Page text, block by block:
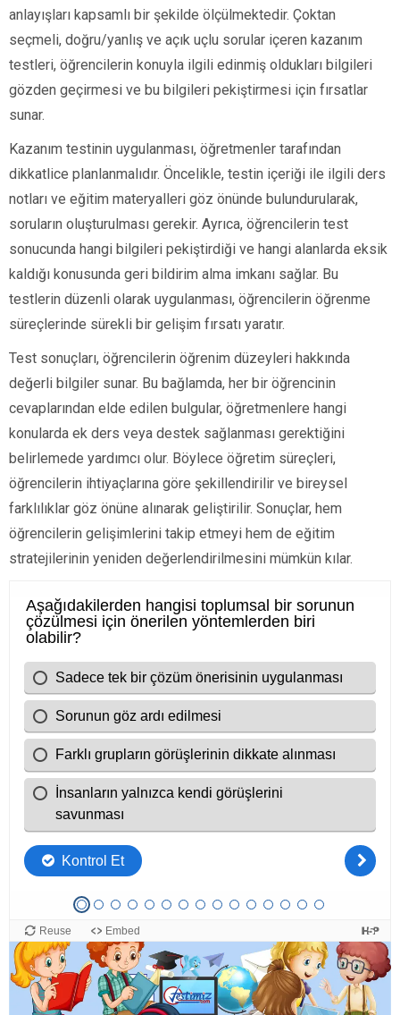
anlayışları kapsamlı bir şekilde ölçülmektedir. Çoktan
seçmeli, doğru/yanlış ve açık uçlu sorular içeren kazanım
testleri, öğrencilerin konuyla ilgili edinmiş oldukları bilgileri
gözden geçirmesi ve bu bilgileri pekiştirmesi için fırsatlar
sunar.
Kazanım testinin uygulanması, öğretmenler tarafından
dikkatlice planlanmalıdır. Öncelikle, testin içeriği ile ilgili ders
notları ve eğitim materyalleri göz önünde bulundurularak,
soruların oluşturulması gerekir. Ayrıca, öğrencilerin test
sonucunda hangi bilgileri pekiştirdiği ve hangi alanlarda eksik
kaldığı konusunda geri bildirim alma imkanı sağlar. Bu
testlerin düzenli olarak uygulanması, öğrencilerin öğrenme
süreçlerinde sürekli bir gelişim fırsatı yaratır.
Test sonuçları, öğrencilerin öğrenim düzeyleri hakkında
değerli bilgiler sunar. Bu bağlamda, her bir öğrencinin
cevaplarından elde edilen bulgular, öğretmenlere hangi
konularda ek ders veya destek sağlanması gerektiğini
belirlemede yardımcı olur. Böylece öğretim süreçleri,
öğrencilerin ihtiyaçlarına göre şekillendirilir ve bireysel
farklılıklar göz önüne alınarak geliştirilir. Sonuçlar, hem
öğrencilerin gelişimlerini takip etmeyi hem de eğitim
stratejilerinin yeniden değerlendirilmesini mümkün kılar.